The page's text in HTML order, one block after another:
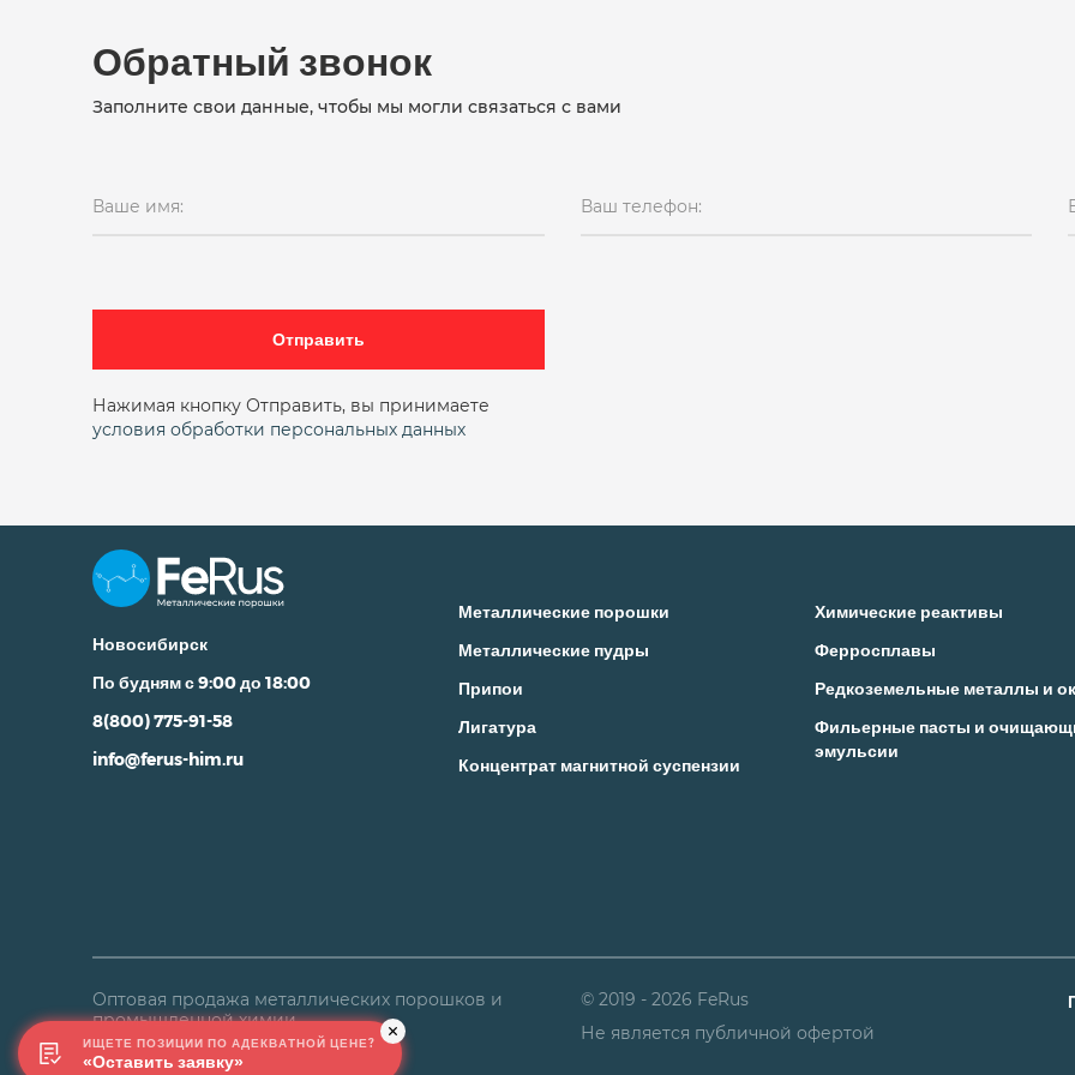
Обратный звонок
Заполните свои данные, чтобы мы могли связаться с вами
Ваше имя: Ваш телефон:
Отправить
Нажимая кнопку Отправить, вы принимаете
условия обработки персональных данных
Новосибирск
По будням с 9:00 до 18:00
8(800) 775-91-58
info@ferus-him.ru
Металлические порошки
Металлические пудры
Припои
Лигатура
Концентрат магнитной суспензии
Химические реактивы
Ферросплавы
Редкоземельные металлы и
Фильерные пасты и
эмульсии
Оптовая продажа металлических порошков и
промышленной химии
© 2019 - 2026 FeRus
Не является публичной офертой
ИЩЕТЕ ПОЗИЦИИ ПО АДЕКВАТНОЙ ЦЕНЕ?
«Оставить заявку»